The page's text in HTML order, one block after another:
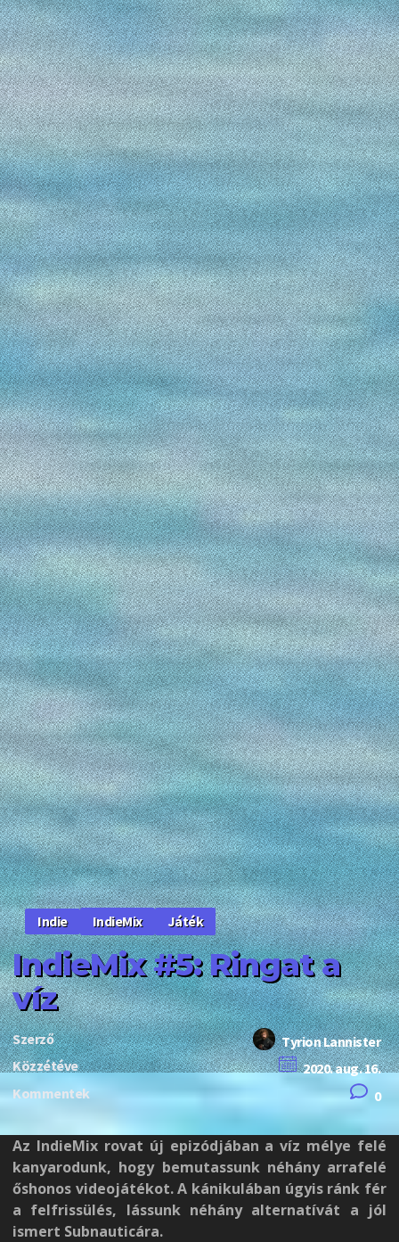
Indie IndieMix Játék
IndieMix #5: Ringat a
víz
Szerző
Tyrion Lannister
Közzétéve
2020. aug. 16.
Kommentek
0
Az IndieMix rovat új epizódjában a víz mélye felé
kanyarodunk, hogy bemutassunk néhány arrafelé
őshonos videojátékot. A kánikulában úgyis ránk fér
a felfrissülés, lássunk néhány alternatívát a jól
ismert Subnauticára.